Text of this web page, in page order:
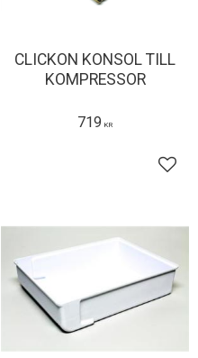
i favoriter
CLICKON KONSOL TILL
KOMPRESSOR
719 KR